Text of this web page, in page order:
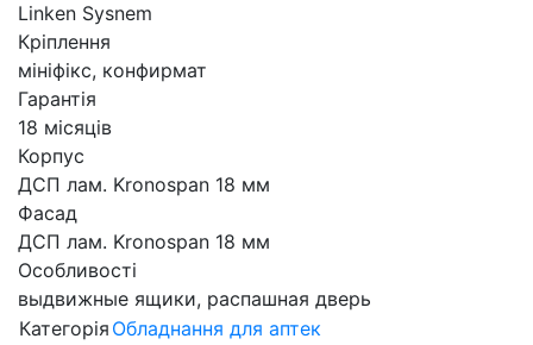
Linken Sysnem
Кріплення
мініфікс, конфирмат
Гарантія
18 місяців
Корпус
ДСП лам. Kronospan 18 мм
Фасад
ДСП лам. Kronospan 18 мм
Особливості
выдвижные ящики, распашная дверь
Категорія Обладнання для аптек